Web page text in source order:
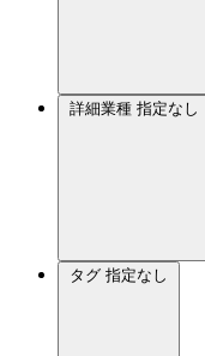
詳細業種 指定なし
タグ 指定なし